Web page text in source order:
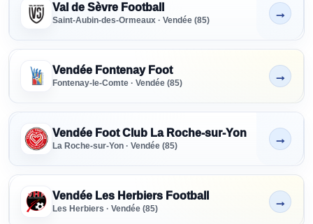
Val de Sèvre Football
Saint-Aubin-des-Ormeaux · Vendée (85)
Non indiqué
→
Vendée Fontenay Foot
Fontenay-le-Comte · Vendée (85)
Non indiqué
→
Vendée Foot Club La Roche-sur-Yon
La Roche-sur-Yon · Vendée (85)
Non indiqué
→
Vendée Les Herbiers Football
Les Herbiers · Vendée (85)
Non indiqué
→